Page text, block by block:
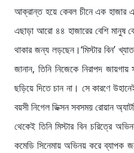
আক্রান্ত হয়ে কেবল চীনে এক হাজার
এছাড়া আরো ৪৪ হাজারের বেশি মানুষ
থাকার জন্য লড়ছেন।‘মিস্টার বিন’
জানান, তিনি নিজেকে নিরাপদ
ছড়িয়ে দিতে চান না। সে কারণে
বয়সী নিগেল ডিক্সন সবসময় রোয়ান
থেকেই তিনি মিস্টার বিন চরিত্রে
কমেডি সিনেমায় অভিনয় করে ব্যাপক